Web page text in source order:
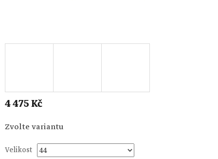
4 475 Kč
Měrná
cena:
Zvolte variantu
Velikost